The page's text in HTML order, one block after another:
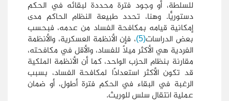
للسلطة، أو وجود فترة محددة لبقائه في الحكم
دستوريًّا. وهنا، تحدد طبيعة النظام الحاكم مدى
إمكانية قيامه بمكافحة الفساد من عدمه، فبحسب
بعض الدراسات(5)
، فإن الأنظمة العسكرية، والأنظمة
الفردية هي الأكثر ميلًا للفساد، والأقل في مكافحته،
مقارنة بنظام الحزب الواحد، كما أن الأنظمة الملكية
قد تكون الأكثر استعدادًا لمكافحة الفساد، بسبب
الرغبة في البقاء في الحكم فترة أطول، أو ضمان
عملية انتقال سلس للوريث.